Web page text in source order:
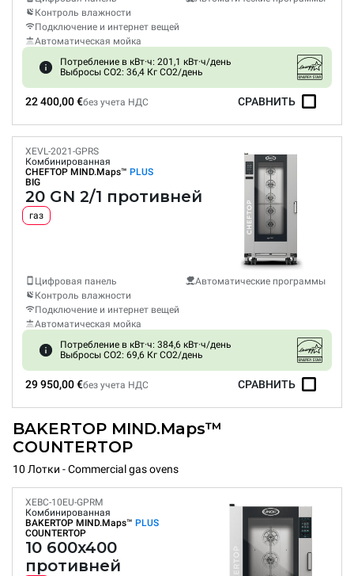
Контроль влажности
Подключение и интернет вещей
Автоматическая мойка
Потребление в кВт·ч: 201,1 кВт·ч/день
Выбросы CO2: 36,4 Кг CO2/день
22 400,00 €без учета НДС СРАВНИТЬ
XEVL-2021-GPRS
Комбинированная
CHEFTOP MIND.Maps™ PLUS
BIG
20 GN 2/1 противней
газ
Цифровая панель
Контроль влажности
Подключение и интернет вещей
Автоматическая мойка
Автоматические программы
Потребление в кВт·ч: 384,6 кВт·ч/день
Выбросы CO2: 69,6 Кг CO2/день
29 950,00 €без учета НДС СРАВНИТЬ
BAKERTOP MIND.Maps™
COUNTERTOP
10 Лотки - Commercial gas ovens
XEBC-10EU-GPRM
Комбинированная
BAKERTOP MIND.Maps™ PLUS
COUNTERTOP
10 600x400
противней